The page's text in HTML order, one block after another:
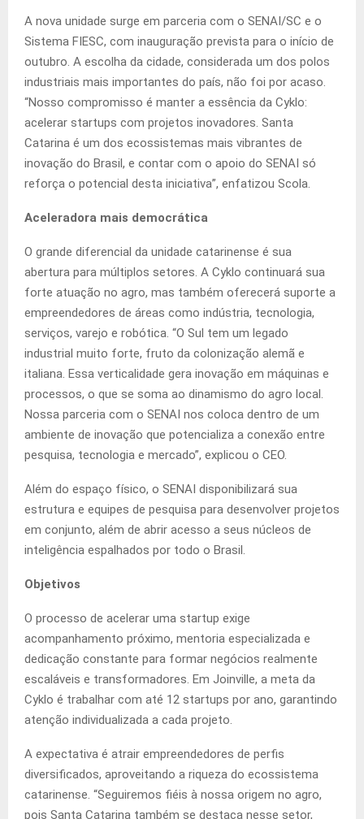
A nova unidade surge em parceria com o SENAI/SC e o
Sistema FIESC, com inauguração prevista para o início de
outubro. A escolha da cidade, considerada um dos polos
industriais mais importantes do país, não foi por acaso.
“Nosso compromisso é manter a essência da Cyklo:
acelerar startups com projetos inovadores. Santa
Catarina é um dos ecossistemas mais vibrantes de
inovação do Brasil, e contar com o apoio do SENAI só
reforça o potencial desta iniciativa”, enfatizou Scola.
Aceleradora mais democrática
O grande diferencial da unidade catarinense é sua
abertura para múltiplos setores. A Cyklo continuará sua
forte atuação no agro, mas também oferecerá suporte a
empreendedores de áreas como indústria, tecnologia,
serviços, varejo e robótica. “O Sul tem um legado
industrial muito forte, fruto da colonização alemã e
italiana. Essa verticalidade gera inovação em máquinas e
processos, o que se soma ao dinamismo do agro local.
Nossa parceria com o SENAI nos coloca dentro de um
ambiente de inovação que potencializa a conexão entre
pesquisa, tecnologia e mercado”, explicou o CEO.
Além do espaço físico, o SENAI disponibilizará sua
estrutura e equipes de pesquisa para desenvolver projetos
em conjunto, além de abrir acesso a seus núcleos de
inteligência espalhados por todo o Brasil.
Objetivos
O processo de acelerar uma startup exige
acompanhamento próximo, mentoria especializada e
dedicação constante para formar negócios realmente
escaláveis e transformadores. Em Joinville, a meta da
Cyklo é trabalhar com até 12 startups por ano, garantindo
atenção individualizada a cada projeto.
A expectativa é atrair empreendedores de perfis
diversificados, aproveitando a riqueza do ecossistema
catarinense. “Seguiremos fiéis à nossa origem no agro,
pois Santa Catarina também se destaca nesse setor,